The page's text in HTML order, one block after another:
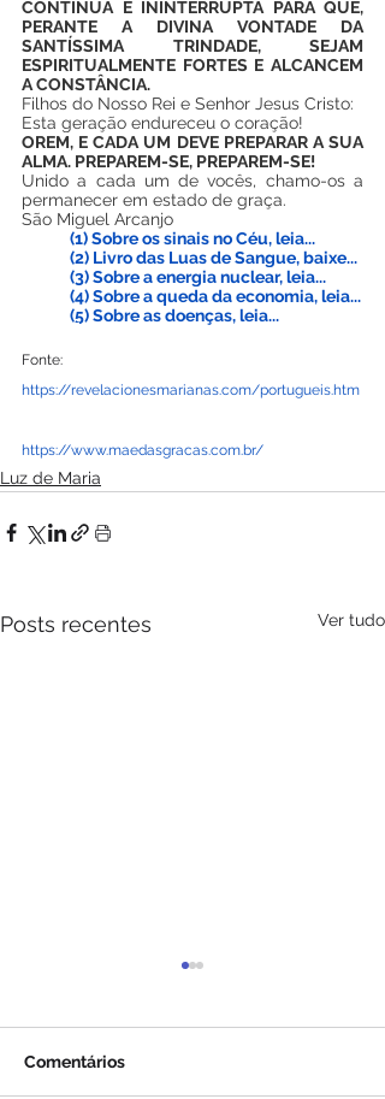
CONTÍNUA E ININTERRUPTA PARA QUE,
PERANTE A DIVINA VONTADE DA
SANTÍSSIMA TRINDADE, SEJAM
ESPIRITUALMENTE FORTES E ALCANCEM
A CONSTÂNCIA.
Filhos do Nosso Rei e Senhor Jesus Cristo:
Esta geração endureceu o coração!
OREM, E CADA UM DEVE PREPARAR A SUA
ALMA. PREPAREM-SE, PREPAREM-SE!
Unido a cada um de vocês, chamo-os a
permanecer em estado de graça.
São Miguel Arcanjo
(1) Sobre os sinais no Céu, leia...
(2) Livro das Luas de Sangue, baixe...
(3) Sobre a energia nuclear, leia...
(4) Sobre a queda da economia, leia...
(5) Sobre as doenças, leia...
Fonte:
https://revelacionesmarianas.com/portugueis.htm
https://www.maedasgracas.com.br/
Luz de Maria
Posts recentes Ver tudo
Comentários